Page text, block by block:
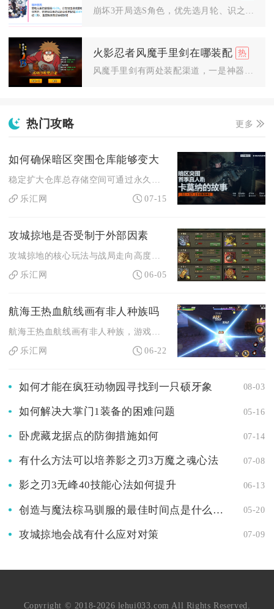
火影忍者风魔手里剑在哪装配
热门攻略 更多
如何确保暗区突围仓库能够变大
乐汇网
07-15
攻城掠地是否受制于外部因素
乐汇网
06-05
航海王热血航线画有非人种族吗
航海王热血航线画有非人种族，游戏完整收录了原作世界观里的多个...
乐汇网
06-22
如何才能在疯狂动物园寻找到一只硕牙象 08-03
如何解决大掌门1装备的困难问题 05-16
卧虎藏龙据点的防御措施如何 07-14
有什么方法可以培养影之刃3万魔之魂心法 07-08
影之刃3无峰40技能心法如何提升 06-13
创造与魔法棕马驯服的最佳时间点是什么时候 05-20
攻城掠地会战有什么应对对策 07-09
Copyright © 2018-2026 lehui033.com All Rights Reserved.